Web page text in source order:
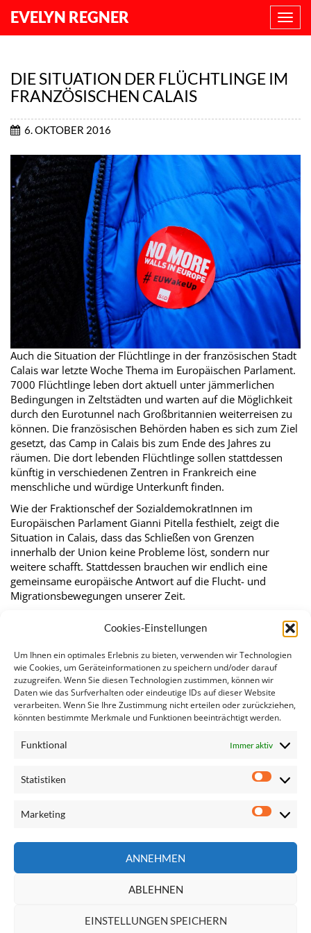
Cookies-Einstellungen
Um Ihnen ein optimales Erlebnis zu bieten, verwenden wir Technologien
wie Cookies, um Geräteinformationen zu speichern und/oder darauf
zuzugreifen. Wenn Sie diesen Technologien zustimmen, können wir
Daten wie das Surfverhalten oder eindeutige IDs auf dieser Website
verarbeiten. Wenn Sie Ihre Zustimmung nicht erteilen oder zurückziehen,
könnten bestimmte Merkmale und Funktionen beeinträchtigt werden.
Funktional Immer aktiv
Statistiken
Marketing
ANNEHMEN
ABLEHNEN
EINSTELLUNGEN SPEICHERN
EVELYN REGNER
DIE SITUATION DER FLÜCHTLINGE IM
FRANZÖSISCHEN CALAIS
6. OKTOBER 2016
Auch die Situation der Flüchtlinge in der französischen Stadt
Calais war letzte Woche Thema im Europäischen Parlament.
7000 Flüchtlinge leben dort aktuell unter jämmerlichen
Bedingungen in Zeltstädten und warten auf die Möglichkeit
durch den Eurotunnel nach Großbritannien weiterreisen zu
können. Die französischen Behörden haben es sich zum Ziel
gesetzt, das Camp in Calais bis zum Ende des Jahres zu
räumen. Die dort lebenden Flüchtlinge sollen stattdessen
künftig in verschiedenen Zentren in Frankreich eine
menschliche und würdige Unterkunft finden.
Wie der Fraktionschef der SozialdemokratInnen im
Europäischen Parlament Gianni Pitella festhielt, zeigt die
Situation in Calais, dass das Schließen von Grenzen
innerhalb der Union keine Probleme löst, sondern nur
weitere schafft. Stattdessen brauchen wir endlich eine
gemeinsame europäische Antwort auf die Flucht- und
Migrationsbewegungen unserer Zeit.
Ähnliche Artikel:
Frauen in Führungspositionen
Wiener Wohnbau: "Europa sollte wienerischer werden"
Gleichstellung von Frauen in Europa vorantreiben
Anhörungen der designierten EU-KommissarInnen
SPÖ-Europaabgeordnete - Letzter Aufruf an…
Richtlinie für den Europäischen Mindestlohn
Seite
Impressum